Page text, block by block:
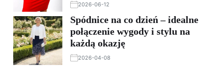
2026-06-12
Spódnice na co dzień – idealne
połączenie wygody i stylu na
każdą okazję
2026-04-08